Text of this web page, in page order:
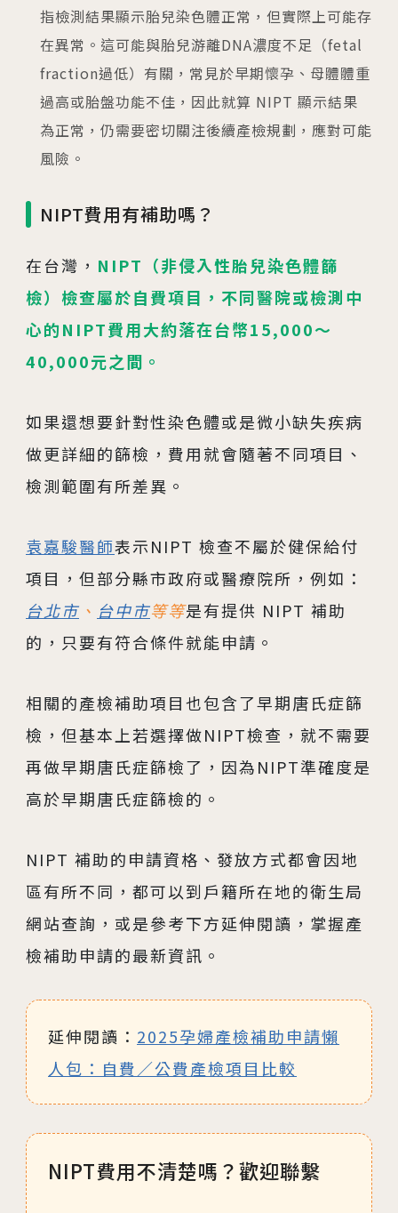
指檢測結果顯示胎兒染色體正常，但實際上可能存
在異常。這可能與胎兒游離DNA濃度不足（fetal
fraction過低）有關，常見於早期懷孕、母體體重
過高或胎盤功能不佳，因此就算 NIPT 顯示結果
為正常，仍需要密切關注後續產檢規劃，應對可能
風險。
NIPT費用有補助嗎？
在台灣， NIPT（非侵入性胎兒染色體篩
檢）檢查屬於自費項目，不同醫院或檢測中
心的NIPT費用大約落在台幣15,000～
40,000元之間。
如果還想要針對性染色體或是微小缺失疾病
做更詳細的篩檢，費用就會隨著不同項目、
檢測範圍有所差異。
袁嘉駿醫師表示NIPT 檢查不屬於健保給付
項目，但部分縣市政府或醫療院所，例如：
台北市 、 台中市等等是有提供 NIPT 補助
的，只要有符合條件就能申請。
相關的產檢補助項目也包含了早期唐氏症篩
檢，但基本上若選擇做NIPT檢查，就不需要
再做早期唐氏症篩檢了，因為NIPT準確度是
高於早期唐氏症篩檢的。
NIPT 補助的申請資格、發放方式都會因地
區有所不同，都可以到戶籍所在地的衛生局
網站查詢，或是參考下方延伸閱讀，掌握產
檢補助申請的最新資訊。
延伸閱讀： 2025孕婦產檢補助申請懶
人包：自費／公費產檢項目比較
NIPT費用不清楚嗎？歡迎聯繫